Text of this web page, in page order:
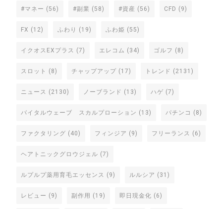
#マネー (56) #副業 (58) #資産 (56) CFD (9)
FX (12) ふわり (19) ふわ姫 (55)
イクオスEXプラス (7) エレコム (34) ゴルフ (8)
スロット (8) チャップアップ (17) トレンド (2131)
ニュース (2130) ノーブランド (13) ハゲ (7)
バイタルウェーブ スカルプローション (13) パチンコ (8)
ファクタリング (40) フィンジア (9) フリーランス (6)
ヘアトニックグロウジェル (7)
ルプルプ薬用育毛エッセンス (9) ルルシア (31)
レビュー (9) 副作用 (19) 即日現金化 (6)